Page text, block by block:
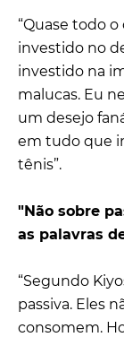
“Quase todo
investido no
investido na
malucas. Eu
um desejo
em tudo que
tênis”.
"Não sobre
as palavras
“Segundo
passiva. Eles
consomem.